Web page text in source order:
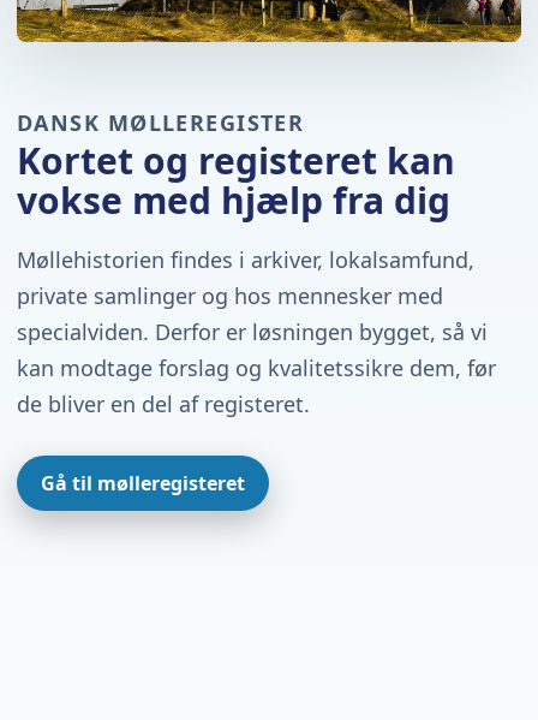
DANSK MØLLEREGISTER
Kortet og registeret kan
vokse med hjælp fra dig
Møllehistorien findes i arkiver, lokalsamfund,
private samlinger og hos mennesker med
specialviden. Derfor er løsningen bygget, så vi
kan modtage forslag og kvalitetssikre dem, før
de bliver en del af registeret.
Gå til mølleregisteret